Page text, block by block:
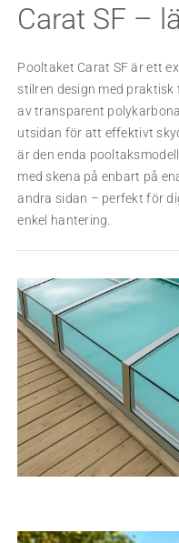
Carat SF –
Pooltaket Carat SF är ett
stilren design med
av transparent
utsidan för att effektivt
är den enda
med skena på enbart på
andra sidan – perfekt för
enkel hantering.